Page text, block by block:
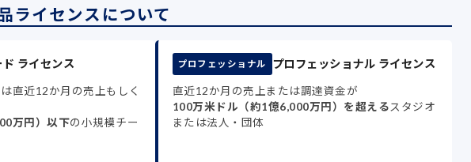
ライセンスについて
ライセンス
直近12か月の売上もしく
万円）以下の小規模チー
プロフェッショナル プロフェッショナル ライセンス
直近12か月の売上または調達資金が
100万米ドル（約1億6,000万円）を超えるスタジオ
または法人・団体